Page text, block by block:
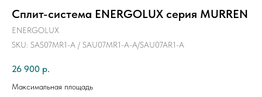
Сплит-системa ENERGOLUX серия MURREN
ENERGOLUX
SKU: SAS07MR1-A / SAU07MR1-A-A/SAU07AR1-A
26 900 р.
Максимальная площадь